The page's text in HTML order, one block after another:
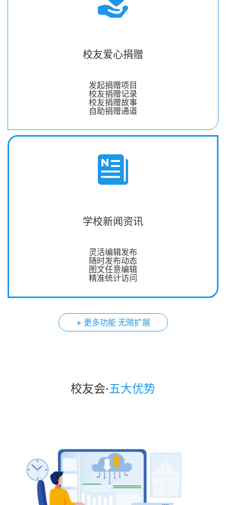
校友爱心捐赠
发起捐赠项目
校友捐赠记录
校友捐赠故事
自助捐赠通道
学校新闻资讯
灵活编辑发布
随时发布动态
图文任意编辑
精准统计访问
+ 更多功能 无限扩展
校友会·五大优势